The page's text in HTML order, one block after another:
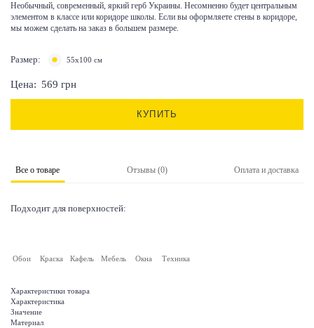
Необычный, современный, яркий герб Украины. Несомненно будет центральным
элементом в классе или коридоре школы. Если вы оформляете стены в коридоре,
мы можем сделать на заказ в большем размере.
Размер: 55х100 см
Цена: 569 грн
КУПИТЬ
Все о товаре Отзывы (0) Оплата и доставка
Подходит для поверхностей:
Обои Краска Кафель Мебель Окна Техника
Характеристики товара
Характеристика
Значение
Материал